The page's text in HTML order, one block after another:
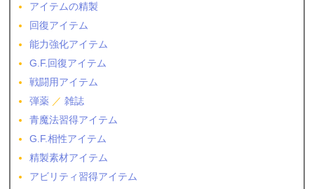
アイテムの精製
回復アイテム
能力強化アイテム
G.F.回復アイテム
戦闘用アイテム
弾薬 ／雑誌
青魔法習得アイテム
G.F.相性アイテム
精製素材アイテム
アビリティ習得アイテム